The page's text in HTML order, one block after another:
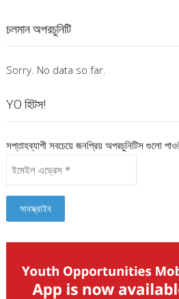
চলমান অপরচুনিটি
Sorry. No data so far.
YO হিটস!
সপ্তাহব্যাপী সবচেয়ে জনপ্রিয় অপরচুনিটিস গুলো পাও!